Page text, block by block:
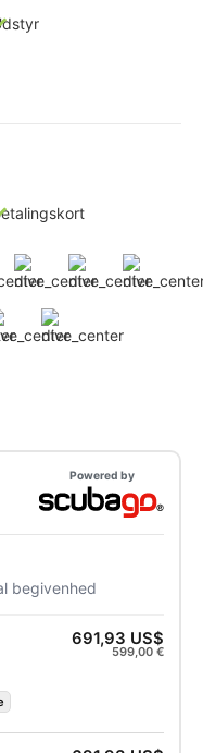
Powered by
begivenhed
691,93 US$
599,00 €